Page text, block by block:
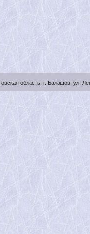
область, г. Балашов, ул.